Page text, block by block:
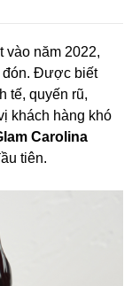
vào năm 2022,
đón. Được biết
tế, quyến rũ,
khách hàng khó
Carolina
tiên.